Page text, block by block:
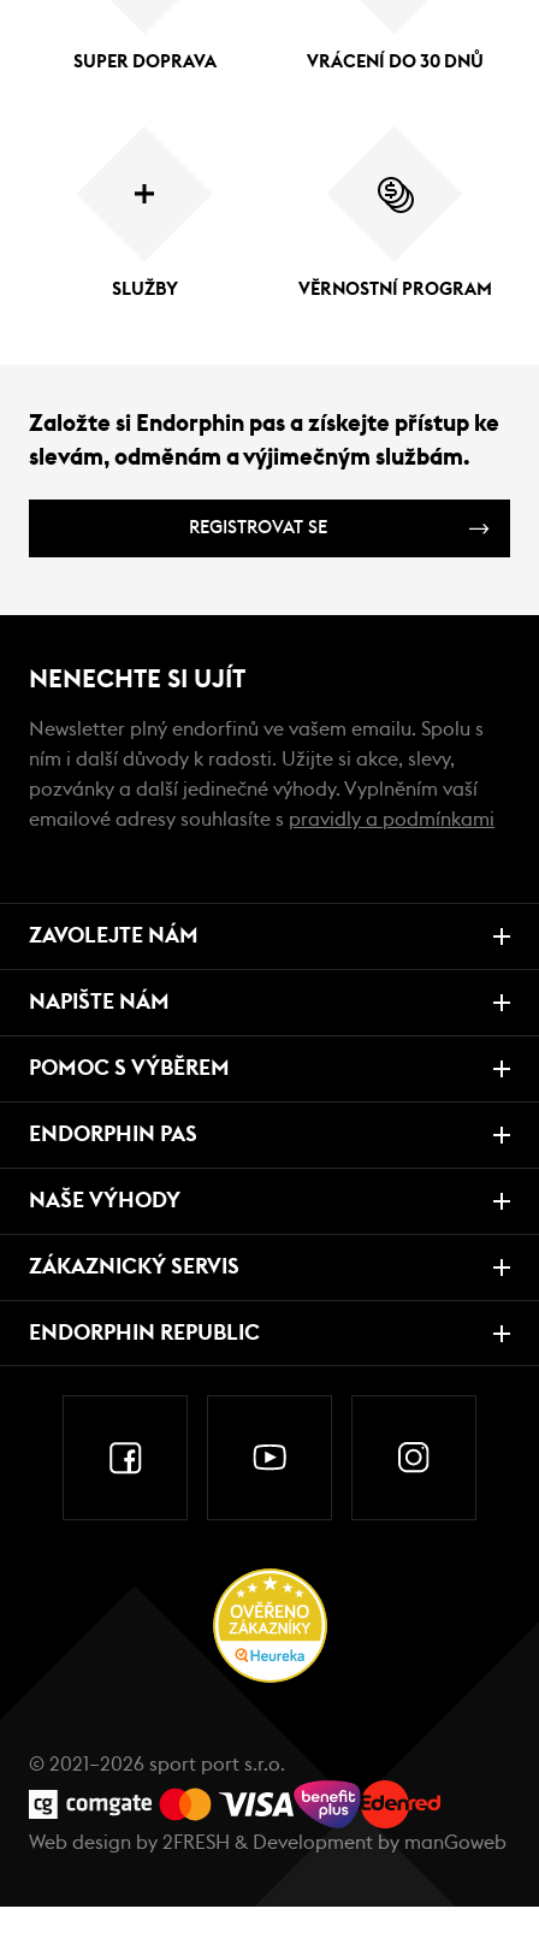
SUPER DOPRAVA VRÁCENÍ DO 30 DNŮ
SLUŽBY VĚRNOSTNÍ PROGRAM
Založte si Endorphin pas a získejte přístup ke
slevám, odměnám a výjimečným službám.
REGISTROVAT SE
NENECHTE SI UJÍT
Newsletter plný endorfinů ve vašem emailu. Spolu s
ním i další důvody k radosti. Užijte si akce, slevy,
pozvánky a další jedinečné výhody. Vyplněním vaší
emailové adresy souhlasíte s pravidly a podmínkami
ZAVOLEJTE NÁM
NAPIŠTE NÁM
POMOC S VÝBĚREM
ENDORPHIN PAS
NAŠE VÝHODY
ZÁKAZNICKÝ SERVIS
ENDORPHIN REPUBLIC
© 2021–2026 sport port s.r.o.
Web design by 2FRESH & Development by manGoweb